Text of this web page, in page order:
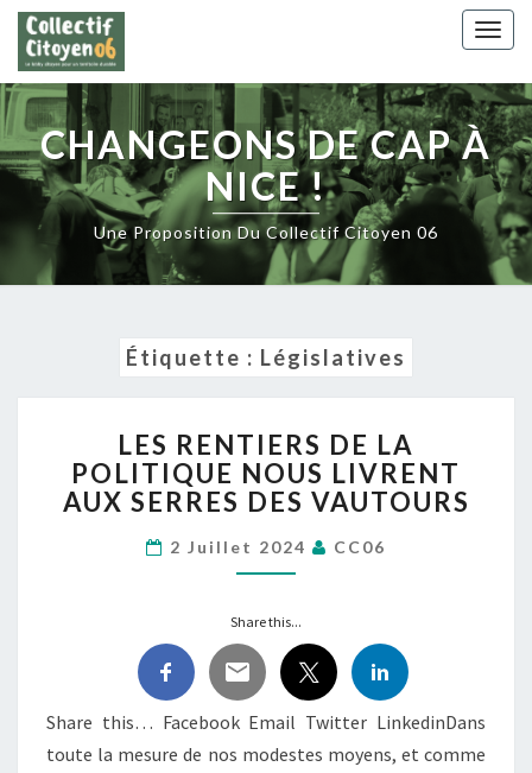
Skip
content
CHANGEONS DE CAP À
NICE !
Une Proposition Du Collectif Citoyen 06
Étiquette : Législatives
RENTIERS
DE
LA
NOUS
LIVRENT
SERRES
DES
VAUTOURS
LES RENTIERS DE LA
POLITIQUE NOUS LIVRENT
AUX SERRES DES VAUTOURS
2 Juillet 2024 CC06
Share this...
Share this… Facebook Email Twitter LinkedinDans
toute la mesure de nos modestes moyens, et comme